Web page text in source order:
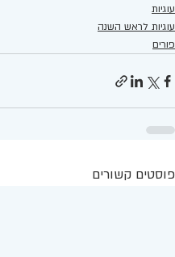
עוגיות
עוגיות לראש השנה
פורים
פוסטים קשורים